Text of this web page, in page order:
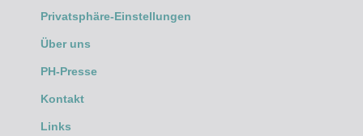
Privatsphäre-Einstellungen
Über uns
PH-Presse
Kontakt
Links